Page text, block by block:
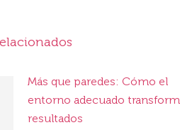
Más que paredes: Cómo el
entorno adecuado
resultados